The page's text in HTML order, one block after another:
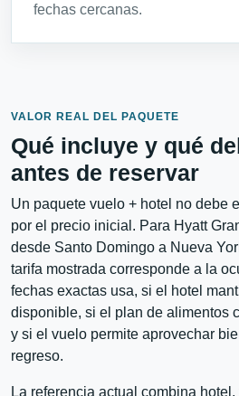
fechas cercanas.
VALOR REAL DEL PAQUETE
Qué incluye y qué
antes de reservar
Un paquete vuelo + hotel no debe
por el precio inicial. Para Hyatt
desde Santo Domingo a Nueva
tarifa mostrada corresponde a la
fechas exactas usa, si el hotel
disponible, si el plan de alimentos
y si el vuelo permite aprovechar
regreso.
La referencia actual combina